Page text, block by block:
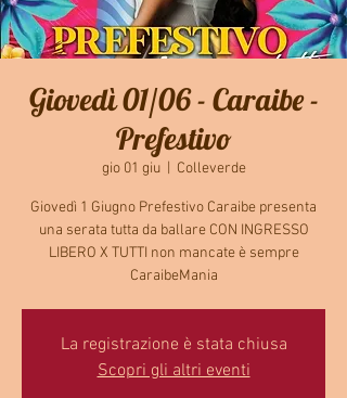
Giovedì 01/06 - Caraibe -
Prefestivo
gio 01 giu
  |
Colleverde
Giovedì 1 Giugno Prefestivo Caraibe presenta
una serata tutta da ballare CON INGRESSO
LIBERO X TUTTI non mancate è sempre
CaraibeMania
La registrazione è stata chiusa
Scopri gli altri eventi